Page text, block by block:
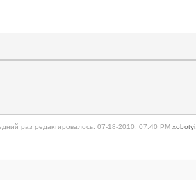
раз редактировалось: 07-18-2010, 07:40 PMxobotyi